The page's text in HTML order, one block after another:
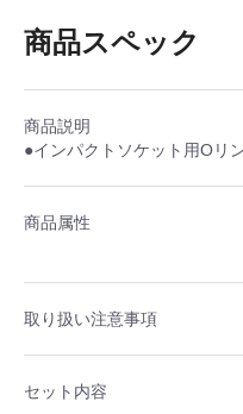
商品スペック
商品説明
●インパクトソケット用Oリ
商品属性
取り扱い注意事項
セット内容